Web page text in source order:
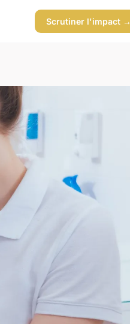
Scrutiner l'impact →